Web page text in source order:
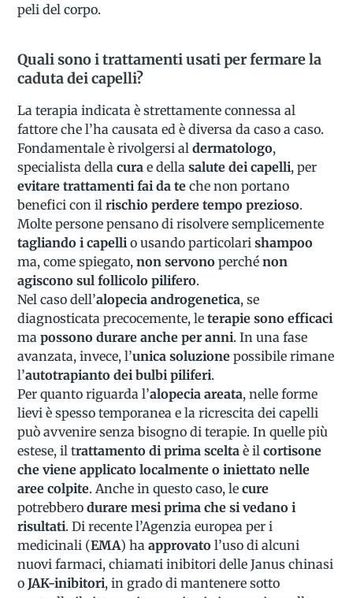
peli del corpo.
Quali sono i trattamenti usati per fermare la
caduta dei capelli?
La terapia indicata è strettamente connessa al
fattore che l’ha causata ed è diversa da caso a caso.
Fondamentale è rivolgersi aldermatologo,
specialista dellacurae dellasalute dei capelli, per
evitare trattamenti fai da teche non portano
benefici con ilrischio perdere tempo prezioso.
Molte persone pensano di risolvere semplicemente
tagliando i capelli o usando particolarishampoo
ma, come spiegato,non servono perché non
agiscono sul follicolo pilifero.
Nel caso dell’alopecia androgenetica, se
diagnosticata precocemente, leterapie sono efficaci
mapossono durare anche per anni. In una fase
avanzata, invece, l’unica soluzionepossibile rimane
l’autotrapianto dei bulbi piliferi.
Per quanto riguarda l’alopecia areata, nelle forme
lievi è spesso temporanea e la ricrescita dei capelli
può avvenire senza bisogno di terapie. In quelle più
estese, il trattamento di prima sceltaè ilcortisone
che viene applicato localmente o iniettato nelle
aree colpite. Anche in questo caso, le cure
potrebberodurare mesi prima che si vedano i
risultati. Di recente l’Agenzia europea per i
medicinali (EMA) haapprovato l’uso di alcuni
nuovi farmaci, chiamati inibitori delle Janus chinasi
oJAK-inibitori, in grado di mantenere sotto